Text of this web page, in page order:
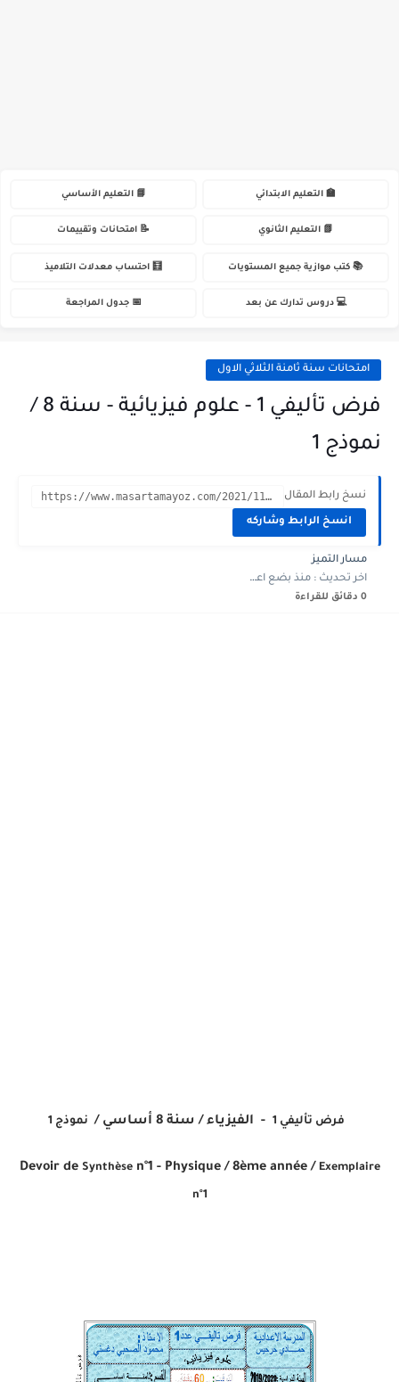
🏫 التعليم الابتدائي 📘 التعليم الأساسي
📗 التعليم الثانوي 📝 امتحانات وتقييمات
📚 كتب موازية جميع المستويات 🧮 احتساب معدلات التلاميذ
💻 دروس تدارك عن بعد 📅 جدول المراجعة
امتحانات سنة ثامنة الثلاثي الاول
فرض تأليفي 1 - علوم فيزيائية - سنة 8 /
نموذج 1
نسخ رابط المقال https://www.masartamayoz.com/2021/11/devoir-de-synthese-1-Physique-8-eme-1_0394335636.html?m=1
انسخ الرابط وشاركه
مسار التميز
اخر تحديث :منذ بضع اعوام
0 دقائق للقراءة
فرض تأليفي 1 - الفيزياء / سنة 8 أساسي / نموذج 1
Devoir de Synthèsen°1 - Physique / 8ème année / Exemplaire
n°1